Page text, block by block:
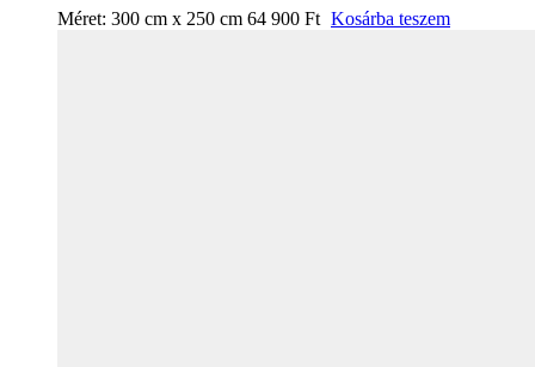
Méret: 300 cm x 250 cm 64 900 Ft Kosárba teszem